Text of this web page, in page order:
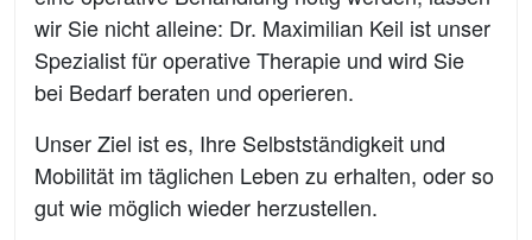
wir Sie nicht alleine: Dr. Maximilian Keil ist unser
Spezialist für operative Therapie und wird Sie
bei Bedarf beraten und operieren.
Unser Ziel ist es, Ihre Selbstständigkeit und
Mobilität im täglichen Leben zu erhalten, oder so
gut wie möglich wieder herzustellen.